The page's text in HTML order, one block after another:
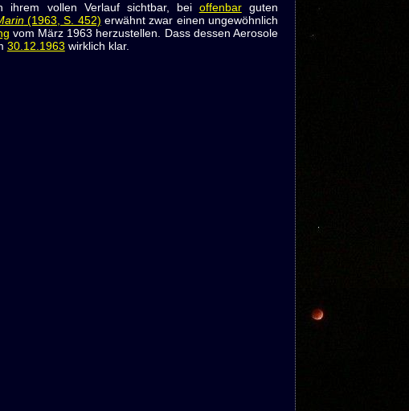
vollen Verlauf sichtbar, bei offenbarguten
(1963, S. 452) erwähnt zwar einen ungewöhnlich
vom März 1963 herzustellen. Dass dessen Aerosole
30.12.1963 wirklich klar.